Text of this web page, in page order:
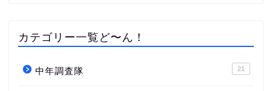
カテゴリー一覧ど〜ん！
中年調査隊 21